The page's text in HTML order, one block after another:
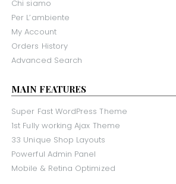
Chi siamo
Per L’ambiente
My Account
Orders History
Advanced Search
MAIN FEATURES
Super Fast WordPress Theme
1st Fully working Ajax Theme
33 Unique Shop Layouts
Powerful Admin Panel
Mobile & Retina Optimized